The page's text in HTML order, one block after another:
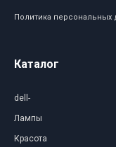
Политика персональных
Каталог
dell-
Лампы
Красота